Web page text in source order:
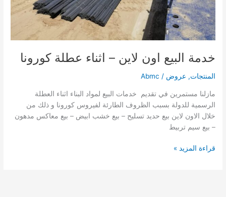
خدمة البيع اون لاين – اثناء عطلة كورونا
المنتجات, عروض /
Abmc
مازلنا مستمرين في تقديم خدمات البيع لمواد البناء اثناء العطلة
الرسمية للدولة بسبب الظروف الطارئة لفيروس كورونا و ذلك من
خلال الاون لاين بيع حديد تسليح – بيع خشب ابيض – بيع معاكس مدهون
– بيع سيم تربيط
قراءة المزيد »